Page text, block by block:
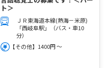
ト＞
ＪＲ東海道本線(熱海－米原)
「西岐阜駅」（バス・車10
分）
【その他】1400円 ～